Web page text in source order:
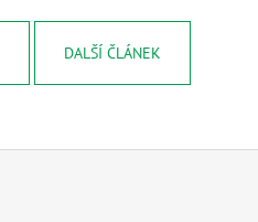
DALŠÍ ČLÁNEK